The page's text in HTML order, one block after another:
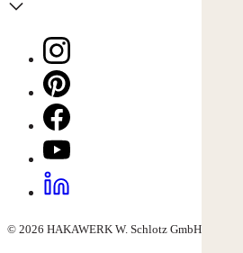
© 2026 HAKAWERK W. Schlotz GmbH